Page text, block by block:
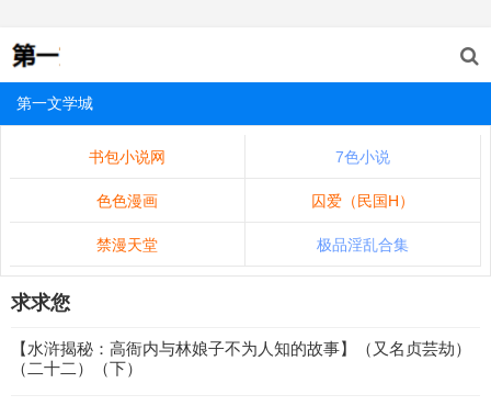
第一文学城
书包小说网 7色小说
色色漫画 囚爱（民国H）
禁漫天堂 极品淫乱合集
求求您
【水浒揭秘：高衙内与林娘子不为人知的故事】（又名贞芸劫）
（二十二）（下）